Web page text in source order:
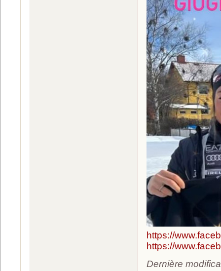
https://
https://
Dernière